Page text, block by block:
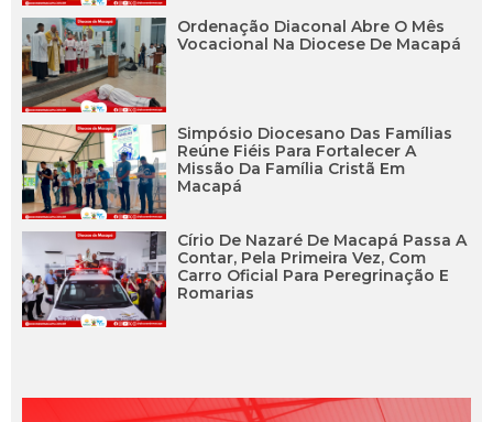
Ordenação Diaconal Abre O Mês
Vocacional Na Diocese De Macapá
Simpósio Diocesano Das Famílias
Reúne Fiéis Para Fortalecer A
Missão Da Família Cristã Em
Macapá
Círio De Nazaré De Macapá Passa A
Contar, Pela Primeira Vez, Com
Carro Oficial Para Peregrinação E
Romarias